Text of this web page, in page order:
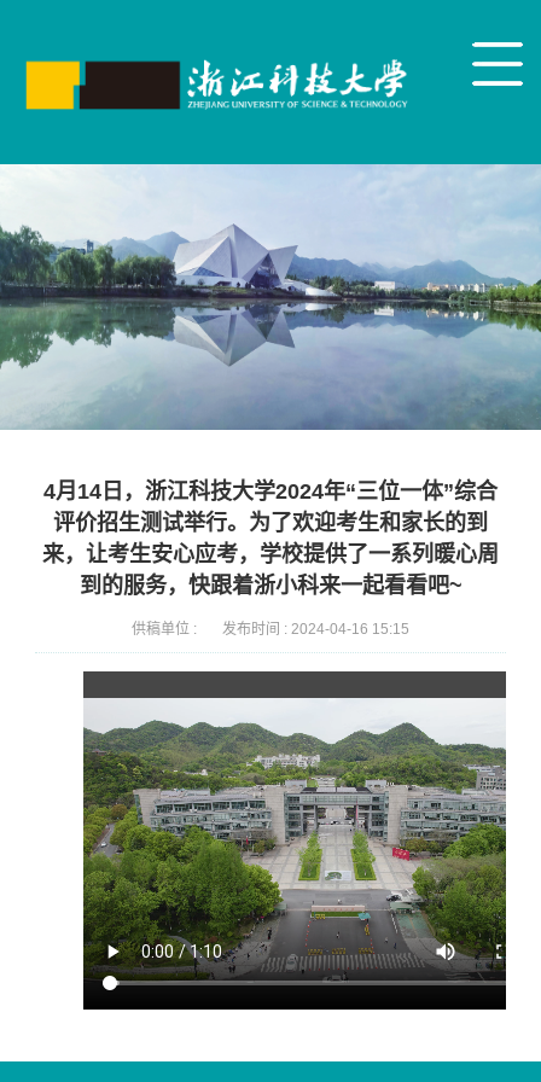
4月14日，浙江科技大学2024年“三位一体”综合
评价招生测试举行。为了欢迎考生和家长的到
来，让考生安心应考，学校提供了一系列暖心周
到的服务，快跟着浙小科来一起看看吧~
供稿单位 : 发布时间 : 2024-04-16 15:15